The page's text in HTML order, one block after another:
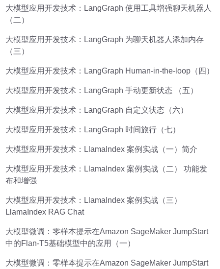
大模型应用开发技术：LangGraph 使用工具增强聊天机器人
（二）
大模型应用开发技术：LangGraph 为聊天机器人添加内存
（三）
大模型应用开发技术：LangGraph Human-in-the-loop（四）
大模型应用开发技术：LangGraph 手动更新状态 （五）
大模型应用开发技术：LangGraph 自定义状态（六）
大模型应用开发技术：LangGraph 时间旅行（七）
大模型应用开发技术：LlamaIndex 案例实战（一）简介
大模型应用开发技术：LlamaIndex 案例实战（二） 功能发
布和增强
大模型应用开发技术：LlamaIndex 案例实战（三）
LlamaIndex RAG Chat
大模型微调：零样本提示在Amazon SageMaker JumpStart
中的Flan-T5基础模型中的应用（一）
大模型微调：零样本提示在Amazon SageMaker JumpStart